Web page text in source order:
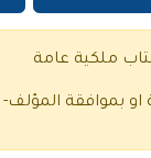
ملكية عامة
او بموافقة